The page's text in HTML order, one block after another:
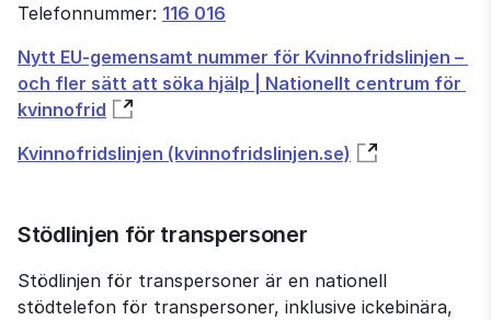
Telefon­nummer: 116 016
Nytt EU-gemensamt nummer för Kvinnofridslinjen –
och fler sätt att söka hjälp | Nationellt centrum för
kvinnofrid
Kvinnofridslinjen (kvinnofridslinjen.se)
Stödlinjen för transpersoner
Stödlinjen för transpersoner är en nationell
stödtelefon för trans­personer, inklusive ickebinära,